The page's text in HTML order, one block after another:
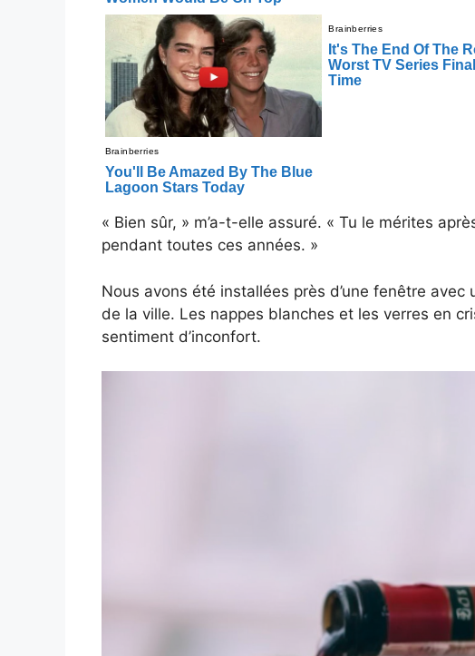
« Bien sûr, » m’a-t-elle assuré. « Tu le mérites
pendant toutes ces années. »
Nous avons été installées près d’une fenêtre avec
de la ville. Les nappes blanches et les verres en
sentiment d’inconfort.